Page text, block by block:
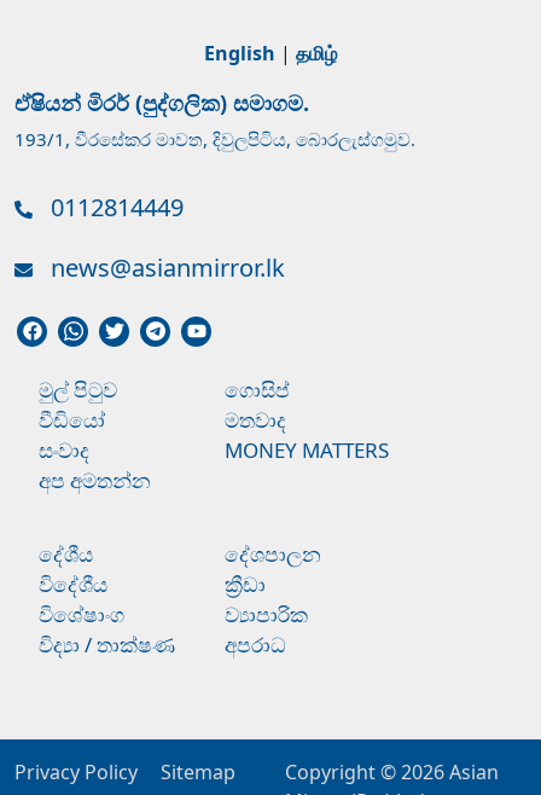
English | தமிழ்
ඒෂියන් මිරර් (පුද්ගලික) සමාගම.
193/1, වීරසේකර මාවත, දිවුලපිටිය, බොරලැස්ගමුව.
0112814449
news@asianmirror.lk
මුල් පිටුව
ගොසිප්
වීඩියෝ
මතවාද
සංවාද
MONEY MATTERS
අප අමතන්න
දේශීය
දේශපාලන
විදේශීය
ක්‍රීඩා
විශේෂාංග
ව්‍යාපාරික
විද්‍යා / තාක්ෂණ
අපරාධ
Privacy Policy Sitemap Copyright © 2026Asian